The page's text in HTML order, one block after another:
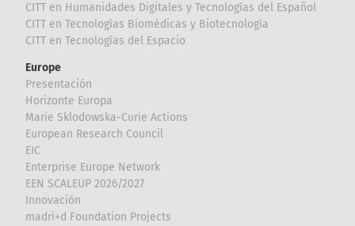
CITT en Humanidades Digitales y Tecnologías del Español
CITT en Tecnologías Biomédicas y Biotecnología
CITT en Tecnologías del Espacio
Europe
Presentación
Horizonte Europa
Marie Sklodowska-Curie Actions
European Research Council
EIC
Enterprise Europe Network
EEN SCALEUP 2026/2027
Innovación
madri+d Foundation Projects